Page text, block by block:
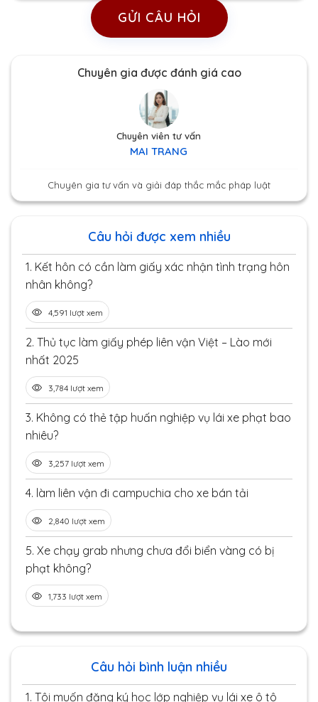
GỬI CÂU HỎI
Chuyên gia được đánh giá cao
Chuyên viên tư vấn
MAI TRANG
Chuyên gia tư vấn và giải đáp thắc mắc pháp luật
Câu hỏi được xem nhiều
1. Kết hôn có cần làm giấy xác nhận tình trạng hôn
nhân không?
4,591 lượt xem
2. Thủ tục làm giấy phép liên vận Việt – Lào mới
nhất 2025
3,784 lượt xem
3. Không có thẻ tập huấn nghiệp vụ lái xe phạt bao
nhiêu?
3,257 lượt xem
4. làm liên vận đi campuchia cho xe bán tải
2,840 lượt xem
5. Xe chạy grab nhưng chưa đổi biển vàng có bị
phạt không?
1,733 lượt xem
Câu hỏi bình luận nhiều
1. Tôi muốn đăng ký học lớp nghiệp vụ lái xe ô tô